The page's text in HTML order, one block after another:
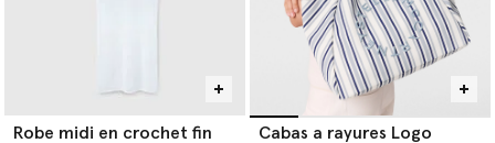
Robe midi en crochet fin Cabas a rayures Logo